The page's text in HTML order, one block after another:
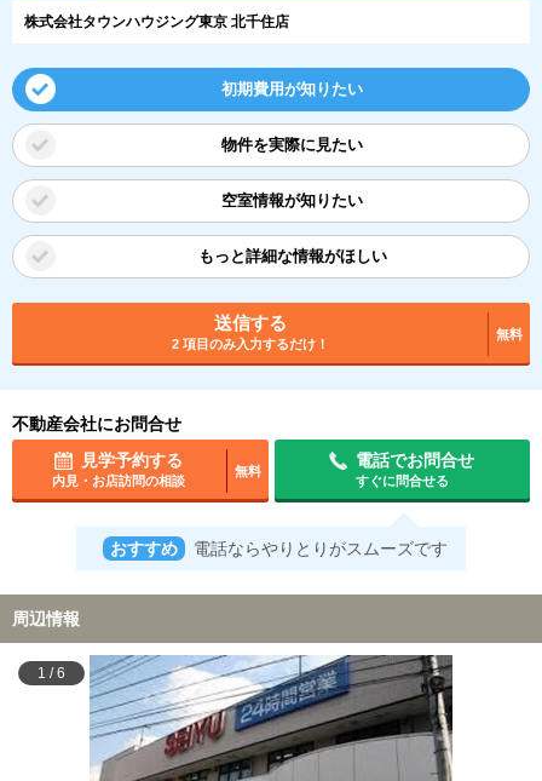
株式会社タウンハウジング東京 北千住店
初期費用が知りたい
物件を実際に見たい
空室情報が知りたい
もっと詳細な情報がほしい
送信する
2 項目のみ入力するだけ！
無料
不動産会社にお問合せ
見学予約する
内見・お店訪問の相談
無料
電話でお問合せ
すぐに問合せる
おすすめ 電話ならやりとりがスムーズです
周辺情報
1 /6